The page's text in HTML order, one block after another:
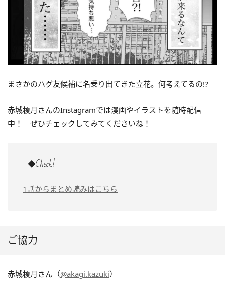
まさかのハグ友候補に名乗り出てきた立花。何考えてるの!?
赤城榎月さんのInstagramでは漫画やイラストを随時配信
中！ ぜひチェックしてみてくださいね！
◆Check!
1話からまとめ読みはこちら
ご協力
赤城榎月さん（@akagi.kazuki）